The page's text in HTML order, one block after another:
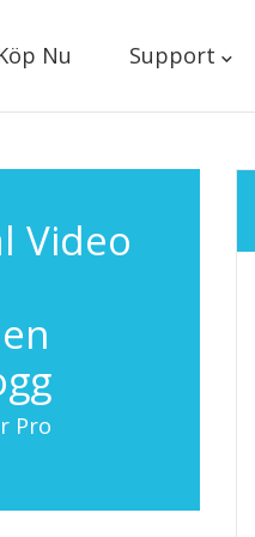
Nu Support
Video
Pro